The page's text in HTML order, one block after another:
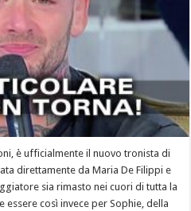
è ufficialmente il nuovo tronista di
direttamente da Maria De Filippi e
sia rimasto nei cuori di tutta la
così invece per Sophie, della